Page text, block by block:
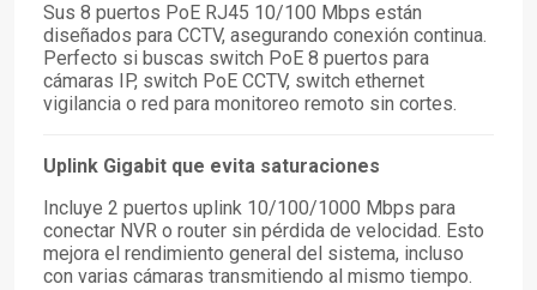
Sus 8 puertos PoE RJ45 10/100 Mbps están
diseñados para CCTV, asegurando conexión continua.
Perfecto si buscas switch PoE 8 puertos para
cámaras IP, switch PoE CCTV, switch ethernet
vigilancia o red para monitoreo remoto sin cortes.
Uplink Gigabit que evita saturaciones
Incluye 2 puertos uplink 10/100/1000 Mbps para
conectar NVR o router sin pérdida de velocidad. Esto
mejora el rendimiento general del sistema, incluso
con varias cámaras transmitiendo al mismo tiempo.